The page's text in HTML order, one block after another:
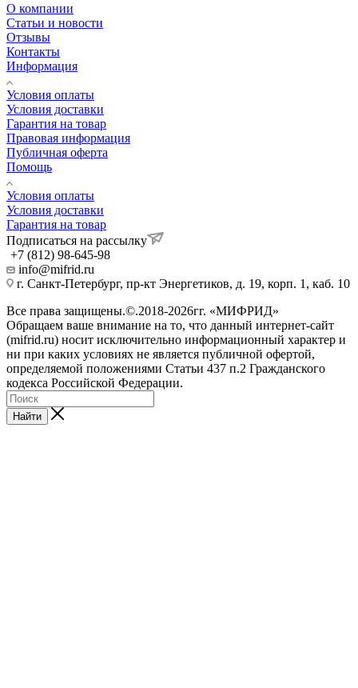
О компании
Статьи и новости
Отзывы
Контакты
Информация
Условия оплаты
Условия доставки
Гарантия на товар
Правовая информация
Публичная оферта
Помощь
Условия оплаты
Условия доставки
Гарантия на товар
Подписаться на рассылку
+7 (812) 98-645-98
info@mifrid.ru
г. Санкт-Петербург, пр-кт Энергетиков, д. 19, корп. 1, каб. 10
Все права защищены.©.2018-2026гг. «МИФРИД»
Обращаем ваше внимание на то, что данный интернет-сайт
(mifrid.ru) носит исключительно информационный характер и
ни при каких условиях не является публичной офертой,
определяемой положениями Статьи 437 п.2 Гражданского
кодекса Российской Федерации.
Найти